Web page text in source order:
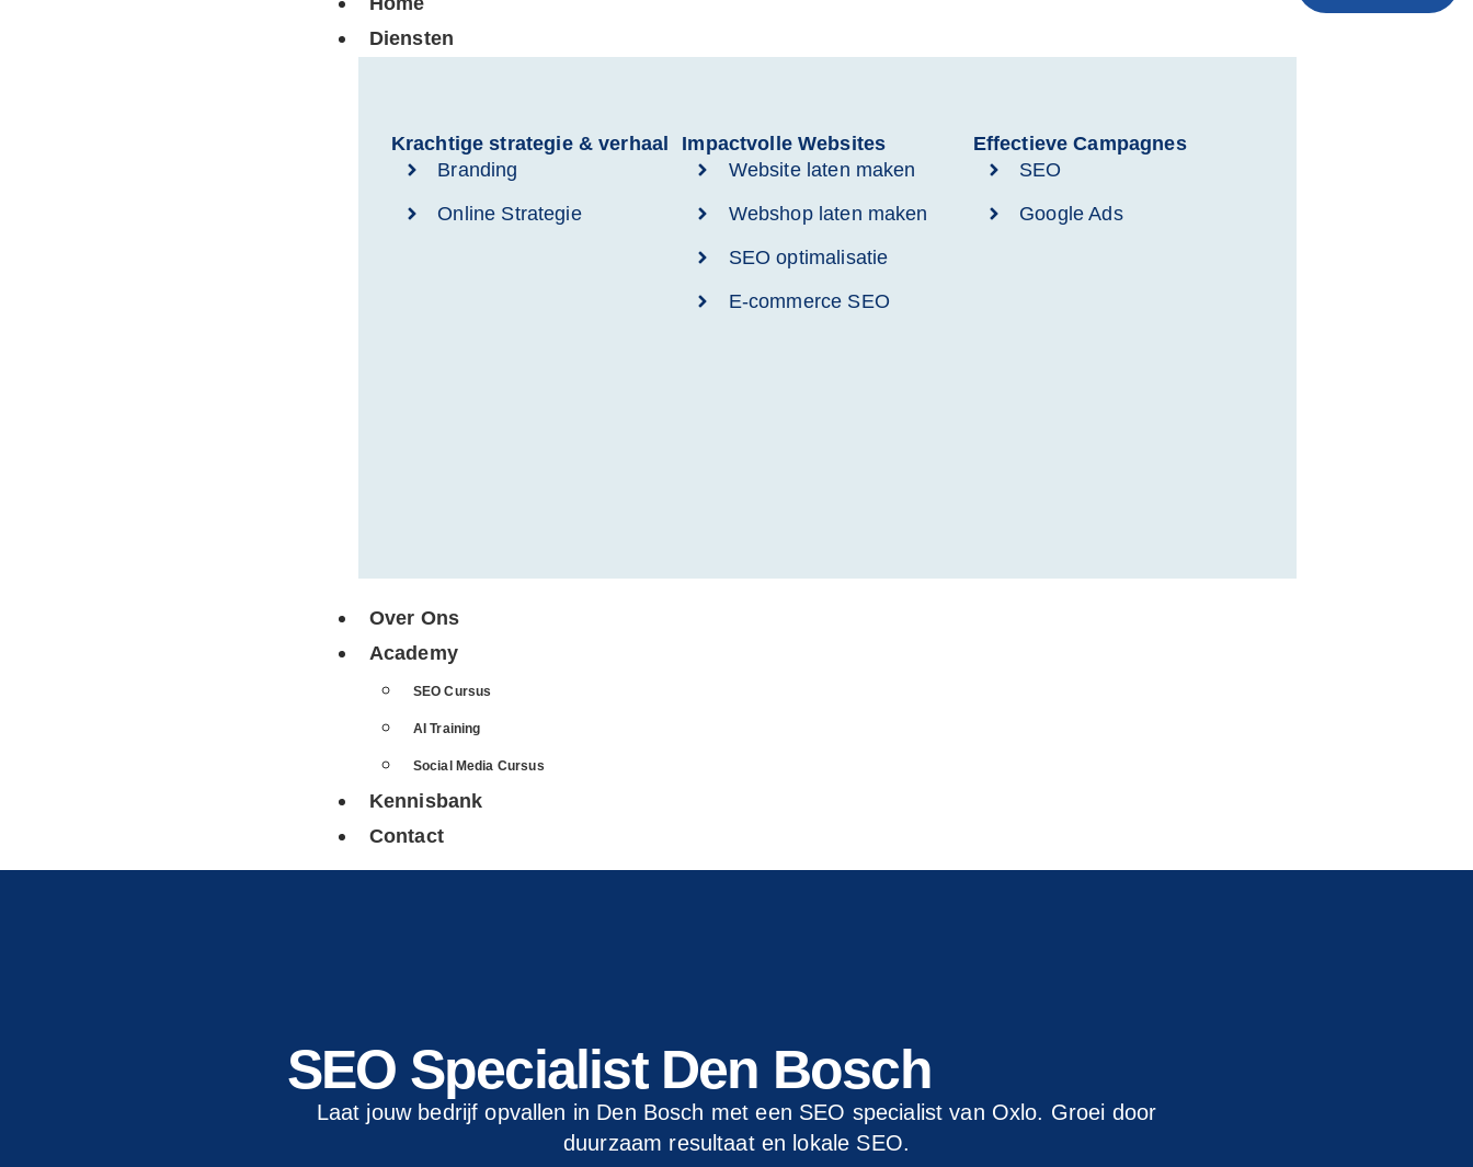
Diensten
Krachtige strategie & verhaal
Branding
Online Strategie
Impactvolle Websites
Website laten maken
Webshop laten maken
SEO optimalisatie
E-commerce SEO
Effectieve Campagnes
SEO
Google Ads
Over Ons
Academy
SEO Cursus
AI Training
Social Media Cursus
Kennisbank
Contact
SEO Specialist Den Bosch
Laat jouw bedrijf opvallen in Den Bosch met een SEO specialist van Oxlo. Groei door
duurzaam resultaat en lokale SEO.